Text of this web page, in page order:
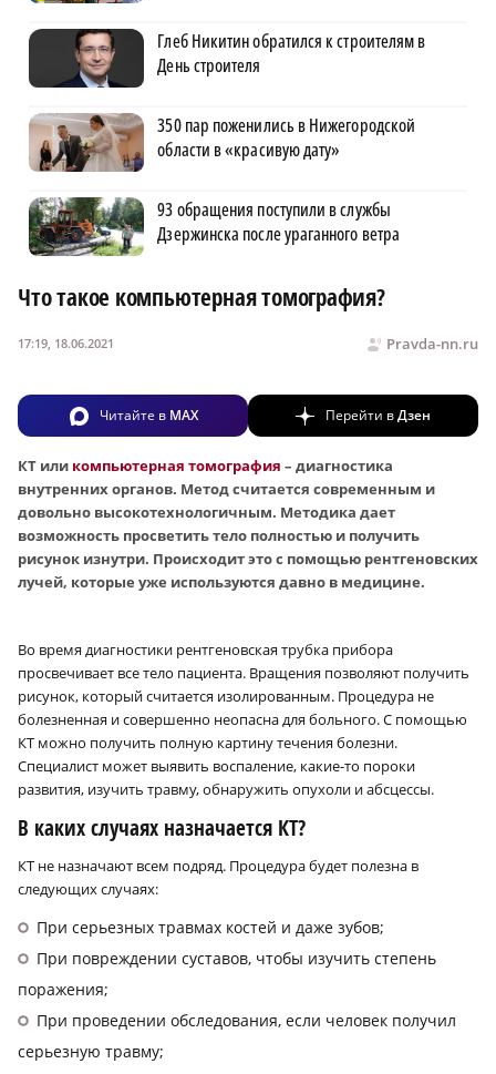
Глеб Никитин обратился к строителям в
День строителя
350 пар поженились в Нижегородской
области в «красивую дату»
93 обращения поступили в службы
Дзержинска после ураганного ветра
Что такое компьютерная томография?
Pravda-nn.ru
17:19, 18.06.2021
Читайте в MAX Перейти вДзен
КТ или компьютерная томография – диагностика
внутренних органов. Метод считается современным и
довольно высокотехнологичным. Методика дает
возможность просветить тело полностью и получить
рисунок изнутри. Происходит это с помощью рентгеновских
лучей, которые уже используются давно в медицине.
Во время диагностики рентгеновская трубка прибора
просвечивает все тело пациента. Вращения позволяют получить
рисунок, который считается изолированным. Процедура не
болезненная и совершенно неопасна для больного. С помощью
КТ можно получить полную картину течения болезни.
Специалист может выявить воспаление, какие-то пороки
развития, изучить травму, обнаружить опухоли и абсцессы.
В каких случаях назначается КТ?
КТ не назначают всем подряд. Процедура будет полезна в
следующих случаях:
При серьезных травмах костей и даже зубов;
При повреждении суставов, чтобы изучить степень
поражения;
При проведении обследования, если человек получил
серьезную травму;